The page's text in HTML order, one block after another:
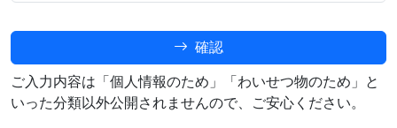
確認
ご入力内容は「個人情報のため」「わいせつ物のため」と
いった分類以外公開されませんので、ご安心ください。